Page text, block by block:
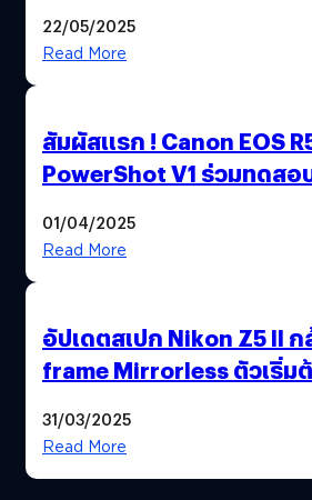
22/05/2025
Read More
สัมผัสแรก ! Canon EOS
PowerShot V1 ร่วมทดส
01/04/2025
Read More
อัปเดตสเปก Nikon Z5 II
frame Mirrorless ตัวเริ่ม
31/03/2025
Read More